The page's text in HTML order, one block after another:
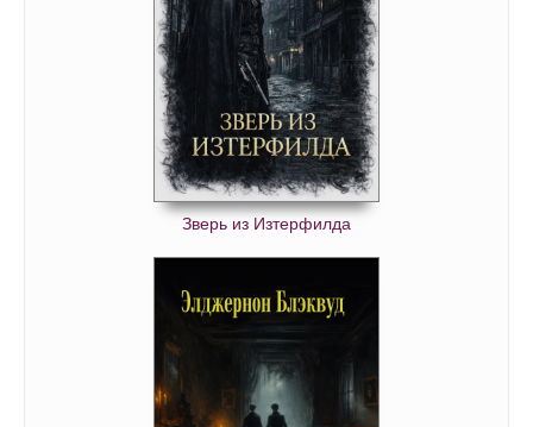
Зверь из Изтерфилда